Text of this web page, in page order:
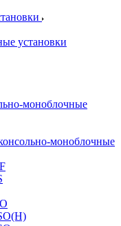
установки
моноблочные
моноблочные